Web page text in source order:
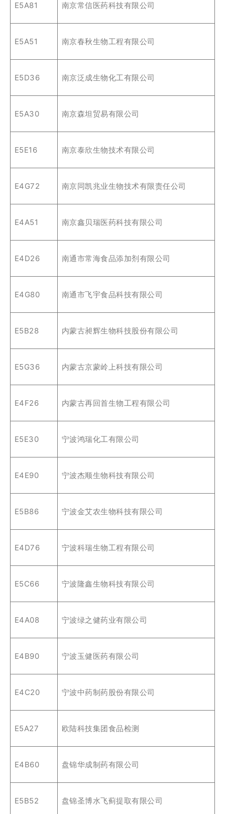
E5A81 南京常信医药科技有限公司
E5A51 南京春秋生物工程有限公司
E5D36 南京泛成生物化工有限公司
E5A30 南京森坦贸易有限公司
E5E16 南京泰欣生物技术有限公司
E4G72 南京同凯兆业生物技术有限责任公司
E4A51 南京鑫贝瑞医药科技有限公司
E4D26 南通市常海食品添加剂有限公司
E4G80 南通市飞宇食品科技有限公司
E5B28 内蒙古昶辉生物科技股份有限公司
E5G36 内蒙古京蒙岭上科技有限公司
E4F26 内蒙古再回首生物工程有限公司
E5E30 宁波鸿瑞化工有限公司
E4E90 宁波杰顺生物科技有限公司
E5B86 宁波金艾农生物科技有限公司
E4D76 宁波科瑞生物工程有限公司
E5C66 宁波隆鑫生物科技有限公司
E4A08 宁波绿之健药业有限公司
E4B90 宁波玉健医药有限公司
E4C20 宁波中药制药股份有限公司
E5A27 欧陆科技集团食品检测
E4B60 盘锦华成制药有限公司
E5B52 盘锦圣博水飞蓟提取有限公司